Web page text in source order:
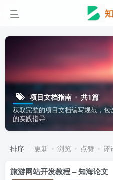
项目文档指南 共1篇
获取完整的项目文档编写规范，
的实践指导
排序 更新 浏览 点赞 评
旅游网站开发教程 – 知海论文